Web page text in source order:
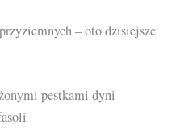
– oto dzisiejsze
pestkami dyni